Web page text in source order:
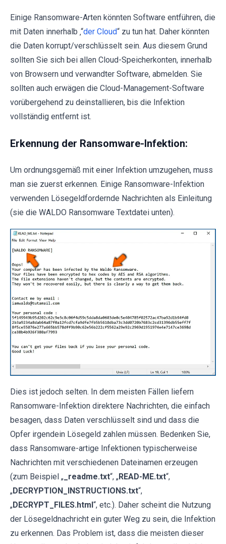
Einige Ransomware-Arten könnten Software entführen, die
mit Daten innerhalb ‚“der Cloud“ zu tun hat. Daher könnten
die Daten korrupt/verschlüsselt sein. Aus diesem Grund
sollten Sie sich bei allen Cloud-Speicherkonten, innerhalb
von Browsern und verwandter Software, abmelden. Sie
sollten auch erwägen die Cloud-Management-Software
vorübergehend zu deinstallieren, bis die Infektion
vollständig entfernt ist.
Erkennung der Ransomware-Infektion:
Um ordnungsgemäß mit einer Infektion umzugehen, muss
man sie zuerst erkennen. Einige Ransomware-Infektion
verwenden Lösegeldfordernde Nachrichten als Einleitung
(sie die WALDO Ransomware Textdatei unten).
Dies ist jedoch selten. In dem meisten Fällen liefern
Ransomware-Infektion direktere Nachrichten, die einfach
besagen, dass Daten verschlüsselt sind und dass die
Opfer irgendein Lösegeld zahlen müssen. Bedenken Sie,
dass Ransomware-artige Infektionen typischerweise
Nachrichten mit verschiedenen Dateinamen erzeugen
(zum Beispiel „ _readme.txt“, „READ-ME.txt“,
„DECRYPTION_INSTRUCTIONS.txt“,
„DECRYPT_FILES.html“, etc.). Daher scheint die Nutzung
der Lösegeldnachricht ein guter Weg zu sein, die Infektion
zu erkennen. Das Problem ist, dass die meisten dieser